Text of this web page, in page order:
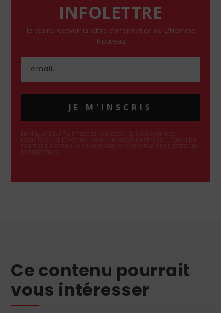
INFOLETTRE
Je désire recevoir la lettre d'information de L'Homme
Nouveau
JE M'INSCRIS
En cliquant sur "Je m'inscris", j'accepte que les données
recueillies par L'Homme Nouveau soient destinées à l'envoi par
courrier électronique de contenus et d'informations relatifs aux
programmes.
Ce contenu pourrait
vous intéresser